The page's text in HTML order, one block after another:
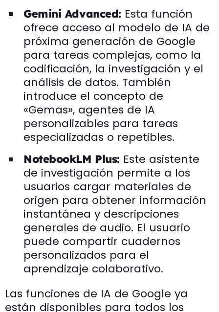
Gemini Advanced: Esta función
ofrece acceso al modelo de IA de
próxima generación de Google
para tareas complejas, como la
codificación, la investigación y el
análisis de datos. También
introduce el concepto de
«Gemas», agentes de IA
personalizables para tareas
especializadas o repetibles.
NotebookLM Plus: Este asistente
de investigación permite a los
usuarios cargar materiales de
origen para obtener información
instantánea y descripciones
generales de audio. El usuario
puede compartir cuadernos
personalizados para el
aprendizaje colaborativo.
Las funciones de IA de Google ya
están disponibles para todos los